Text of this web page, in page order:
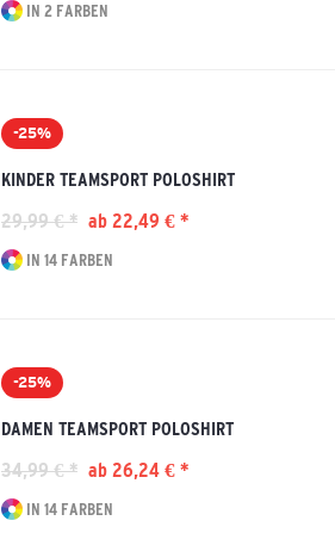
IN 2 FARBEN
-25%
KINDER TEAMSPORT POLOSHIRT
29,99 € * ab 22,49 € *
IN 14 FARBEN
-25%
DAMEN TEAMSPORT POLOSHIRT
34,99 € * ab 26,24 € *
IN 14 FARBEN